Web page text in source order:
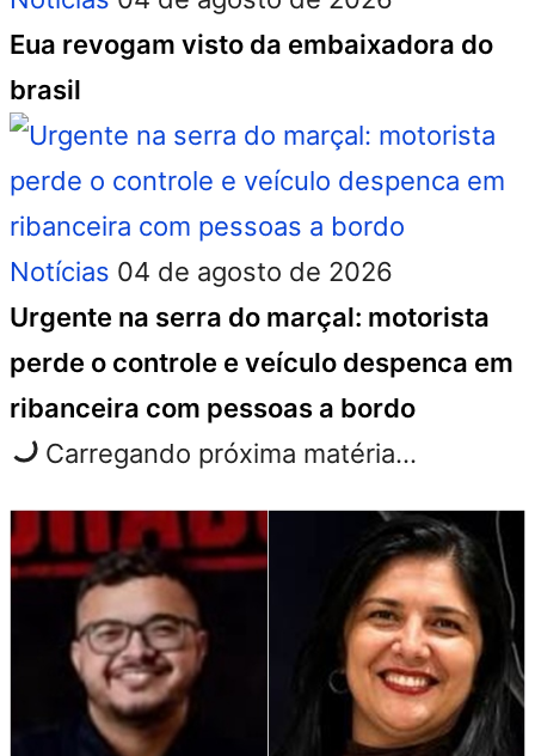
Eua revogam visto da embaixadora do
brasil
Notícias 04 de agosto de 2026
Urgente na serra do marçal: motorista
perde o controle e veículo despenca em
ribanceira com pessoas a bordo
Carregando próxima matéria...